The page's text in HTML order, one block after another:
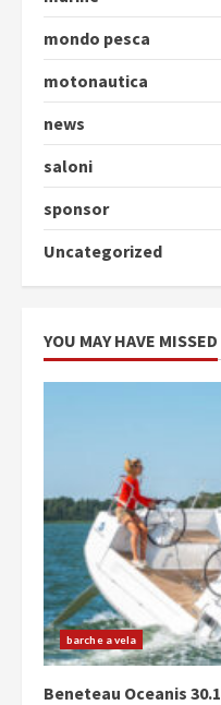
mondo pesca
motonautica
news
saloni
sponsor
Uncategorized
YOU MAY HAVE MISSED
barche a vela
Beneteau Oceanis 30.1